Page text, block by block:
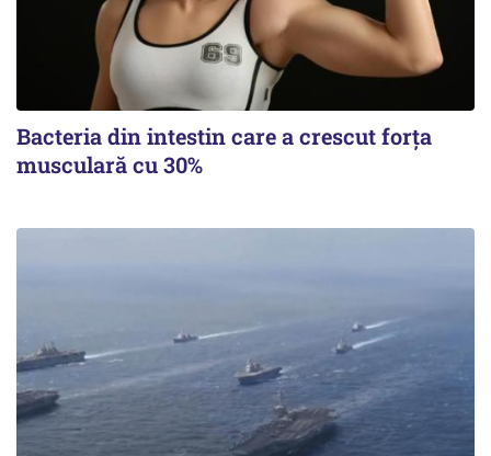
Bacteria din intestin care a crescut forța
musculară cu 30%